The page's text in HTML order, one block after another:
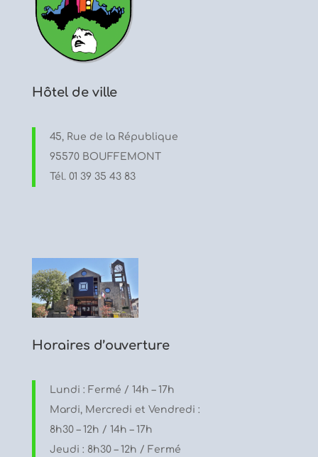
Hôtel de ville
45, Rue de la République
95570 BOUFFEMONT
Tél. 01 39 35 43 83
Horaires d’ouverture
Lundi : Fermé / 14h – 17h
Mardi, Mercredi et Vendredi :
8h30 – 12h / 14h – 17h
Jeudi : 8h30 – 12h / Fermé